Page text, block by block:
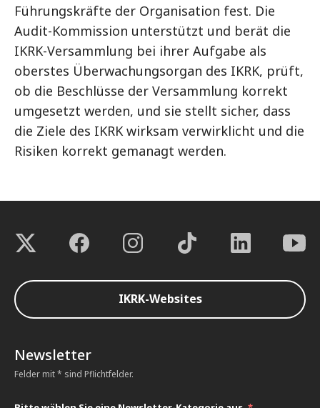
Führungskräfte der Organisation fest. Die
Audit-Kommission unterstützt und berät die
IKRK-Versammlung bei ihrer Aufgabe als
oberstes Überwachungsorgan des IKRK, prüft,
ob die Beschlüsse der Versammlung korrekt
umgesetzt werden, und sie stellt sicher, dass
die Ziele des IKRK wirksam verwirklicht und die
Risiken korrekt gemanagt werden.
IKRK-Websites
Newsletter
Felder mit * sind Pflichtfelder.